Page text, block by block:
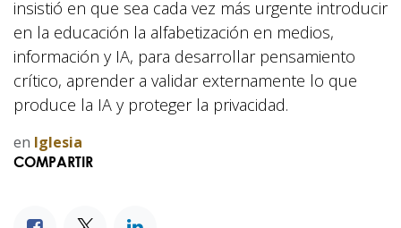
insistió en que sea cada vez más urgente introducir
en la educación la alfabetización en medios,
información y IA, para desarrollar pensamiento
crítico, aprender a validar externamente lo que
produce la IA y proteger la privacidad.
en Iglesia
COMPARTIR